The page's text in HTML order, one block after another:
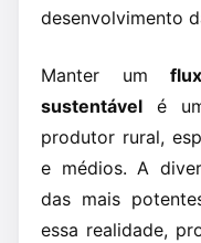
desenvolvimento
Manter um
sustentável é
produtor rural,
e médios. A
das mais
essa realidade,